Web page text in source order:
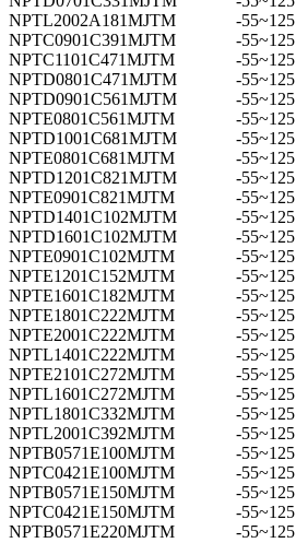
NPTL2002A181MJTM
-55~125
NPTC0901C391MJTM
-55~125
NPTC1101C471MJTM
-55~125
NPTD0801C471MJTM
-55~125
NPTD0901C561MJTM
-55~125
NPTE0801C561MJTM
-55~125
NPTD1001C681MJTM
-55~125
NPTE0801C681MJTM
-55~125
NPTD1201C821MJTM
-55~125
NPTE0901C821MJTM
-55~125
NPTD1401C102MJTM
-55~125
NPTD1601C102MJTM
-55~125
NPTE0901C102MJTM
-55~125
NPTE1201C152MJTM
-55~125
NPTE1601C182MJTM
-55~125
NPTE1801C222MJTM
-55~125
NPTE2001C222MJTM
-55~125
NPTL1401C222MJTM
-55~125
NPTE2101C272MJTM
-55~125
NPTL1601C272MJTM
-55~125
NPTL1801C332MJTM
-55~125
NPTL2001C392MJTM
-55~125
NPTB0571E100MJTM
-55~125
NPTC0421E100MJTM
-55~125
NPTB0571E150MJTM
-55~125
NPTC0421E150MJTM
-55~125
NPTB0571E220MJTM
-55~125